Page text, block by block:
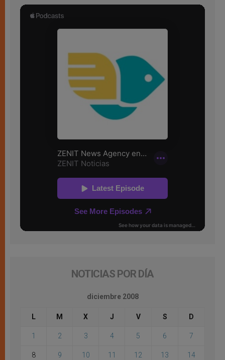
NOTICIAS POR DÍA
diciembre 2008
L M X J V S D
1 2 3 4 5 6 7
8 9 10 11 12 13 14